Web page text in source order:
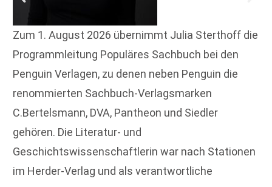
Zum 1. August 2026 übernimmt Julia Sterthoff die
Programmleitung Populäres Sachbuch bei den
Penguin Verlagen, zu denen neben Penguin die
renommierten Sachbuch-Verlagsmarken
C.Bertelsmann, DVA, Pantheon und Siedler
gehören. Die Literatur- und
Geschichtswissenschaftlerin war nach Stationen
im Herder-Verlag und als verantwortliche